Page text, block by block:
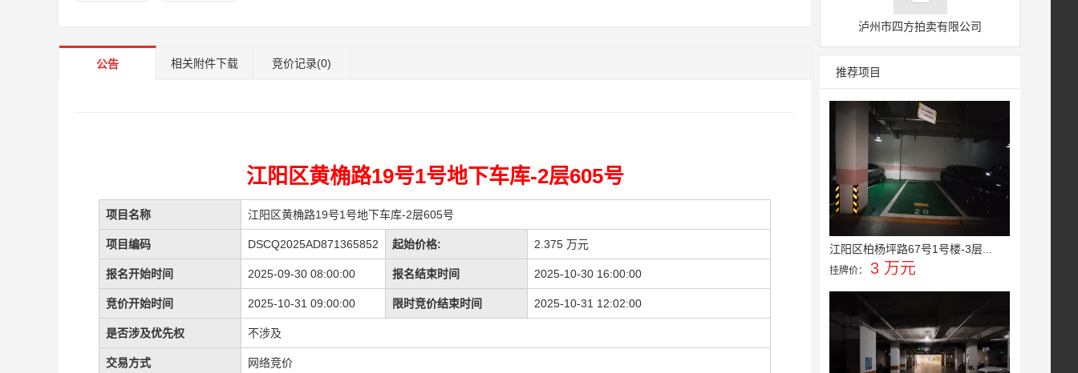
公告 相关附件下载 竞价记录(0)
江阳区黄桷路19号1号地下车库-2层605号
项目名称 江阳区黄桷路19号1号地下车库-2层605号
项目编码 DSCQ2025AD871365852 起始价格: 2.375 万元
报名开始时间 2025-09-30 08:00:00 报名结束时间 2025-10-30 16:00:00
竞价开始时间 2025-10-31 09:00:00 限时竞价结束时间 2025-10-31 12:02:00
是否涉及优先权 不涉及
交易方式 网络竞价
泸州市四方拍卖有限公司
推荐项目
江阳区柏杨坪路67号1号楼-3层...
挂牌价： 3 万元